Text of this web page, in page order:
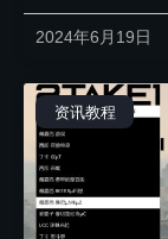
2024年6月19日
资讯教程